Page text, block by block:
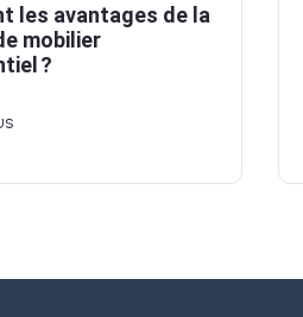
les avantages de la
mobilier
?